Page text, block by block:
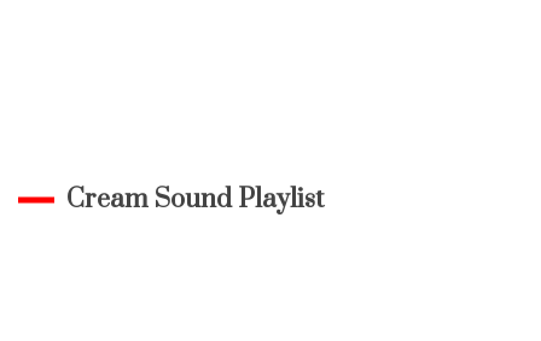
Cream Sound Playlist